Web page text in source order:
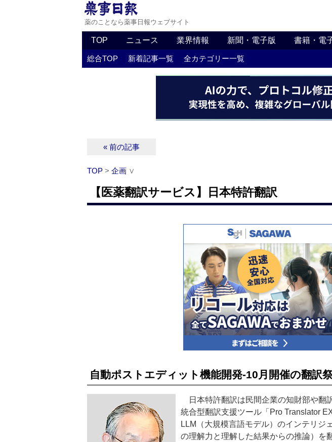
薬のことなら薬事日報ウェブサイト
TOP ニュース 業界情報 新聞・電子版 書籍・電
総合TOP 新着記事一覧 全カテゴリー一覧
« 前の記事
TOP > 企画 ∨
【医薬翻訳サービス】日本特許翻訳
自動ポストエディット機能開発‐10月開催の翻訳
日本特許翻訳は民間企業の知財部や翻
統合型翻訳支援ツール「Pro Translator
LLM（大規模言語モデル）のインテリジ
の理解力と理解した結果からの推論）を